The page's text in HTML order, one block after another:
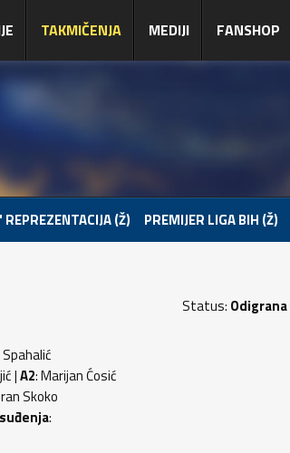
TAKMIČENJA MEDIJI FANSHOP
(Ž) PREMIJER LIGA BIH (Ž)
Status: Odigrana
|A2: Marijan Ćosić
Skoko
: